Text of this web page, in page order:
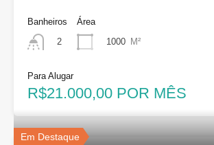
Banheiros
2
Área
1000 M²
Para Alugar
R$21.000,00 POR MÊS
Em Destaque